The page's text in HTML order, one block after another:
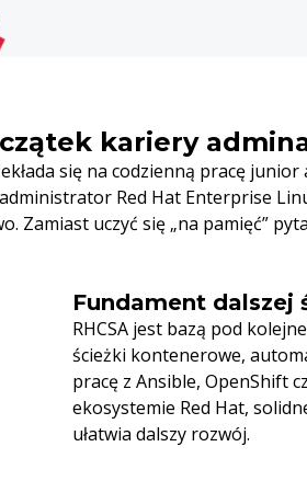
kariery
się na codzienną pracę
Red Hat Enterprise
Zamiast uczyć się „na pamięć”
Fundament dalszej
RHCSA jest bazą pod
ścieżki kontenerowe,
pracę z Ansible, OpenShift
ekosystemie Red Hat,
ułatwia dalszy rozwój.